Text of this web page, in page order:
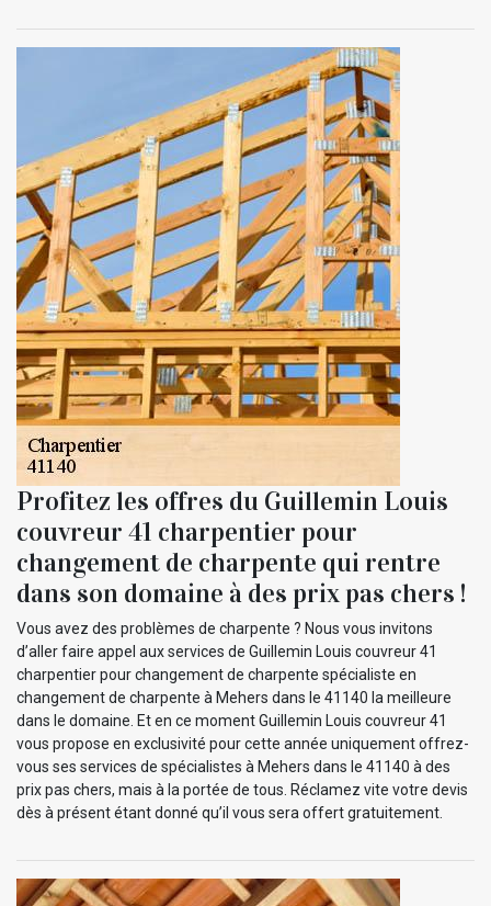
Profitez les offres du Guillemin Louis
couvreur 41 charpentier pour
changement de charpente qui rentre
dans son domaine à des prix pas chers !
Vous avez des problèmes de charpente ? Nous vous invitons
d’aller faire appel aux services de Guillemin Louis couvreur 41
charpentier pour changement de charpente spécialiste en
changement de charpente à Mehers dans le 41140 la meilleure
dans le domaine. Et en ce moment Guillemin Louis couvreur 41
vous propose en exclusivité pour cette année uniquement offrez-
vous ses services de spécialistes à Mehers dans le 41140 à des
prix pas chers, mais à la portée de tous. Réclamez vite votre devis
dès à présent étant donné qu’il vous sera offert gratuitement.